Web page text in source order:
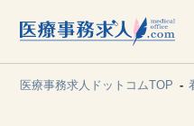
医療事務求人ドットコムTOP
所在地のエリアを選択
各支店担当よりご連絡させてい